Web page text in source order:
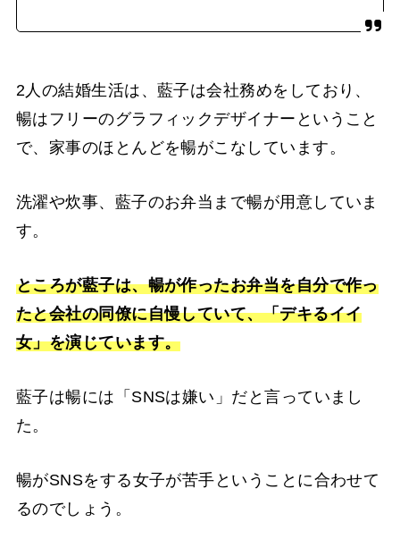
2人の結婚生活は、藍子は会社務めをしており、
暢はフリーのグラフィックデザイナーということ
で、家事のほとんどを暢がこなしています。
洗濯や炊事、藍子のお弁当まで暢が用意していま
す。
ところが藍子は、暢が作ったお弁当を自分で作っ
たと会社の同僚に自慢していて、「デキるイイ
女」を演じています。
藍子は暢には「SNSは嫌い」だと言っていまし
た。
暢がSNSをする女子が苦手ということに合わせて
るのでしょう。